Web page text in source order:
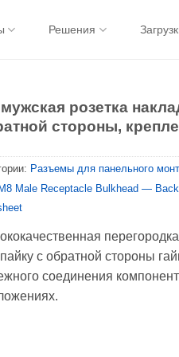
Решения
розетка
стороны,
Разъемы для панельного
M8 Male Receptacle Bulkhead —
с обратной стороны
соединения